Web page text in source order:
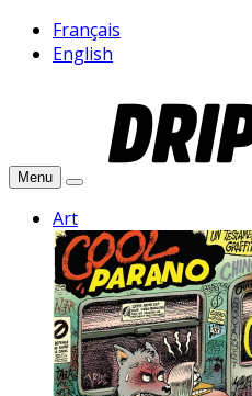
Français
English
Menu
Art